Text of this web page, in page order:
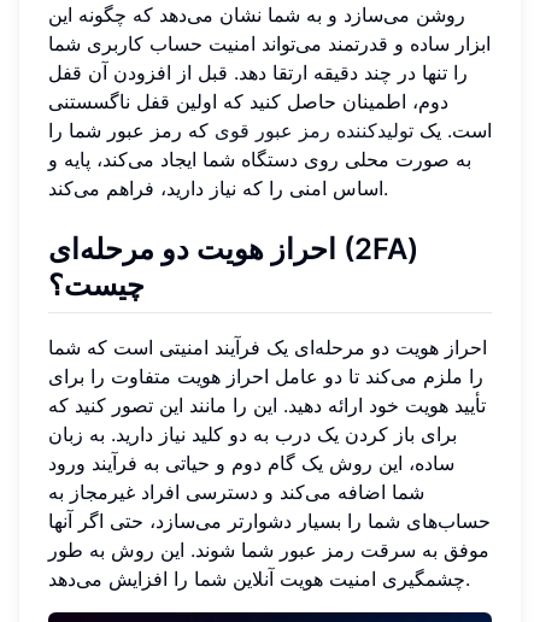
روشن می‌سازد و به شما نشان می‌دهد که چگونه این
ابزار ساده و قدرتمند می‌تواند امنیت حساب کاربری شما
را تنها در چند دقیقه ارتقا دهد. قبل از افزودن آن قفل
دوم، اطمینان حاصل کنید که اولین قفل ناگسستنی
است. یک تولیدکننده رمز عبور قوی که رمز عبور شما را
به صورت محلی روی دستگاه شما ایجاد می‌کند، پایه و
اساس امنی را که نیاز دارید، فراهم می‌کند.
احراز هویت دو مرحله‌ای (2FA)
چیست؟
احراز هویت دو مرحله‌ای یک فرآیند امنیتی است که شما
را ملزم می‌کند تا دو عامل احراز هویت متفاوت را برای
تأیید هویت خود ارائه دهید. این را مانند این تصور کنید که
برای باز کردن یک درب به دو کلید نیاز دارید. به زبان
ساده، این روش یک گام دوم و حیاتی به فرآیند ورود
شما اضافه می‌کند و دسترسی افراد غیرمجاز به
حساب‌های شما را بسیار دشوارتر می‌سازد، حتی اگر آنها
موفق به سرقت رمز عبور شما شوند. این روش به طور
چشمگیری امنیت هویت آنلاین شما را افزایش می‌دهد.